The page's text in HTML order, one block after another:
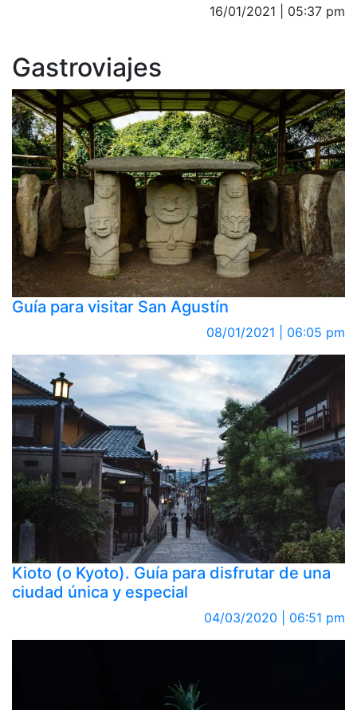
16/01/2021 | 05:37 pm
Gastroviajes
Guía para visitar San Agustín
08/01/2021 | 06:05 pm
Kioto (o Kyoto). Guía para disfrutar de una
ciudad única y especial
04/03/2020 | 06:51 pm